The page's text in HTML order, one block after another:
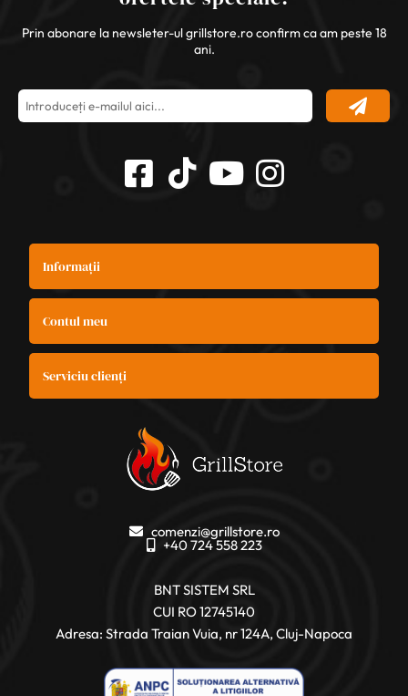
Prin abonare la newsleter-ul grillstore.ro confirm ca am peste 18
ani.
Informații
Contul meu
Serviciu clienți
comenzi@grillstore.ro
+40 724 558 223
BNT SISTEM SRL
CUI RO 12745140
Adresa: Strada Traian Vuia, nr 124A, Cluj-Napoca